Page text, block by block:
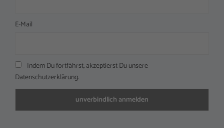
E-Mail
Indem Du fortfährst, akzeptierst Du unsere
Datenschutzerklärung.